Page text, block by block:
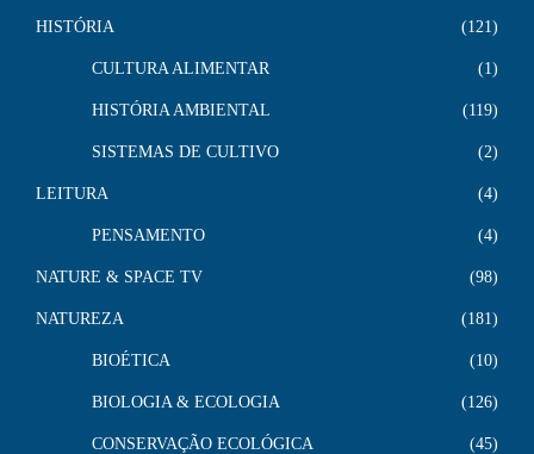
HISTÓRIA 121
CULTURA ALIMENTAR 1
HISTÓRIA AMBIENTAL 119
SISTEMAS DE CULTIVO 2
LEITURA 4
PENSAMENTO 4
NATURE & SPACE TV 98
NATUREZA 181
BIOÉTICA 10
BIOLOGIA & ECOLOGIA 126
CONSERVAÇÃO ECOLÓGICA 45